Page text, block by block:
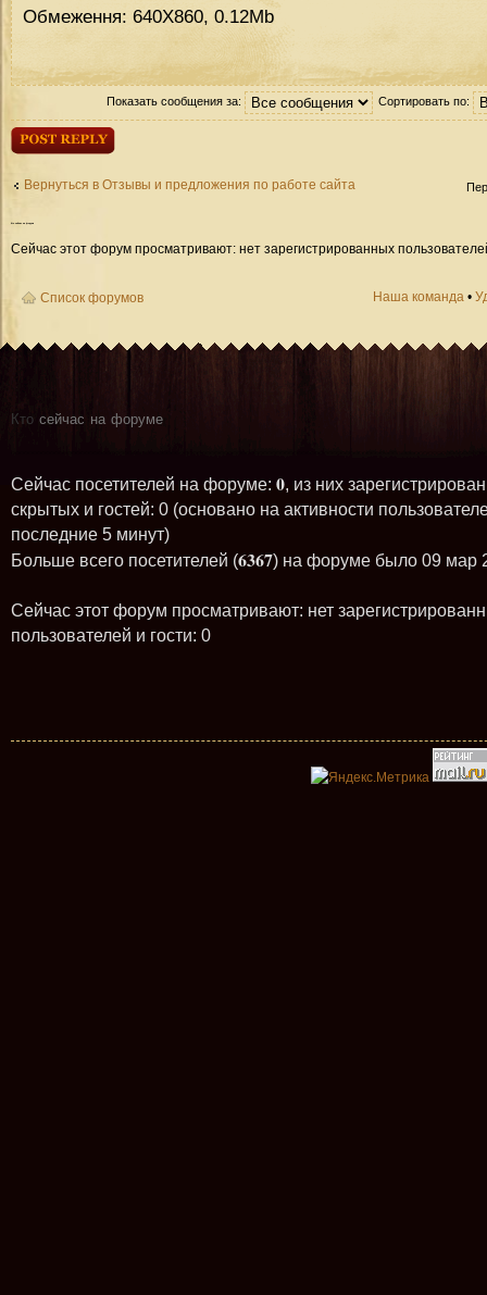
Обмеження: 640Х860, 0.12Mb
Показать сообщения за: Сортировать по:
Ответить
Вернуться в Отзывы и предложения по работе сайта
Кто сейчас на форуме
Сейчас этот форум просматривают: нет зарегистрированных
Список форумов Наша команда •
Кто сейчас на форуме
Сейчас посетителей на форуме: 0, из них
скрытых и гостей: 0 (основано на активности
последние 5 минут)
Больше всего посетителей (6367) на форуме было 09 мар
Сейчас этот форум просматривают: нет
пользователей и гости: 0